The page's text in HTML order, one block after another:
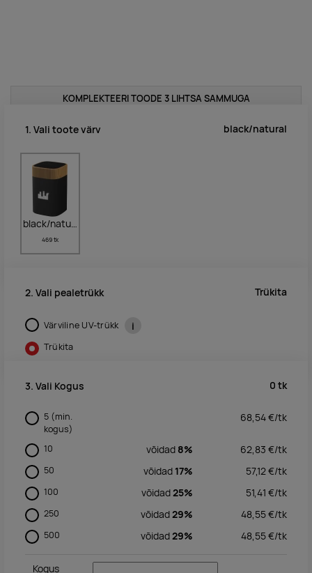
KOMPLEKTEERI TOODE 3 LIHTSA SAMMUGA
1. Vali toote värv black/natural
black/natural
469 tk
2. Vali pealetrükk Trükita
Värviline UV-trükk i
Trükita
3. Vali Kogus 0 tk
5 (min.
kogus)
68,54€/tk
10 võidad 8% 62,83 €/tk
50 võidad 17% 57,12€/tk
100 võidad25% 51,41 €/tk
250 võidad29% 48,55€/tk
500 võidad29% 48,55€/tk
Kogus